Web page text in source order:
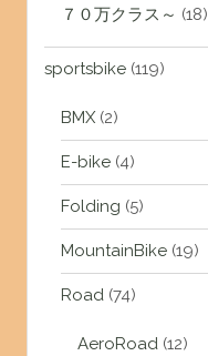
７０万クラス～ (18)
sportsbike(119)
BMX(2)
E-bike(4)
Folding (5)
MountainBike(19)
Road(74)
AeroRoad(12)